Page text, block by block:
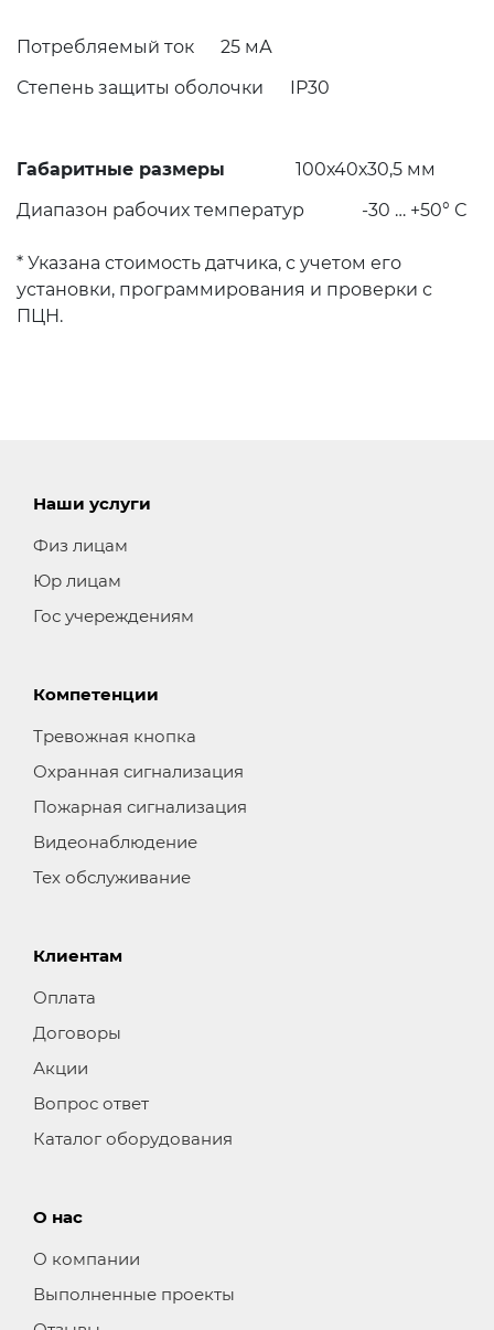
Потребляемый ток 25 мА
Степень защиты оболочки IP30
Габаритные размеры 100х40х30,5 мм
Диапазон рабочих температур -30 … +50° С
* Указана стоимость датчика, с учетом его
установки, программирования и проверки с
ПЦН.
Наши услуги
Физ лицам
Юр лицам
Гос учереждениям
Компетенции
Тревожная кнопка
Охранная сигнализация
Пожарная сигнализация
Видеонаблюдение
Тех обслуживание
Клиентам
Оплата
Договоры
Акции
Вопрос ответ
Каталог оборудования
О нас
О компании
Выполненные проекты